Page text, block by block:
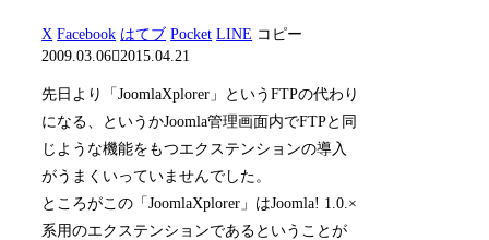
X Facebook はてブ Pocket LINE コピー
2009.03.06 2015.04.21
先日より「JoomlaXplorer」というFTPの代わり
になる、というかJoomla管理画面内でFTPと同
じような機能をもつエクステンションの導入
がうまくいっていませんでした。
ところがこの「JoomlaXplorer」はJoomla! 1.0.×
系用のエクステンションであるということが